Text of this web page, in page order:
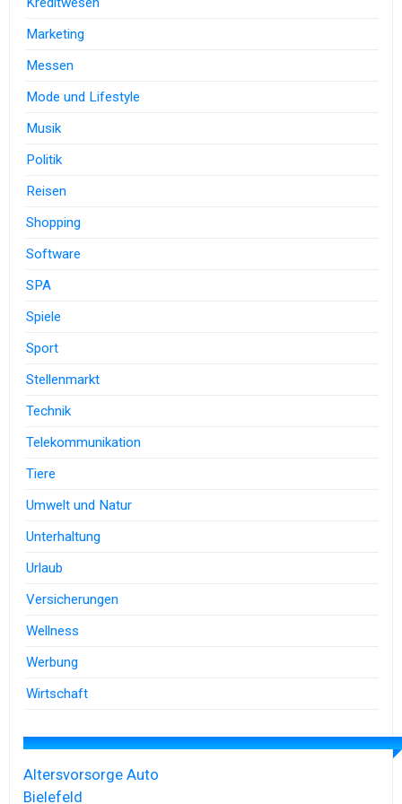
Marketing
Messen
Mode und Lifestyle
Musik
Politik
Reisen
Shopping
Software
SPA
Spiele
Sport
Stellenmarkt
Technik
Telekommunikation
Tiere
Umwelt und Natur
Unterhaltung
Urlaub
Versicherungen
Wellness
Werbung
Wirtschaft
Altersvorsorge Auto
Bielefeld